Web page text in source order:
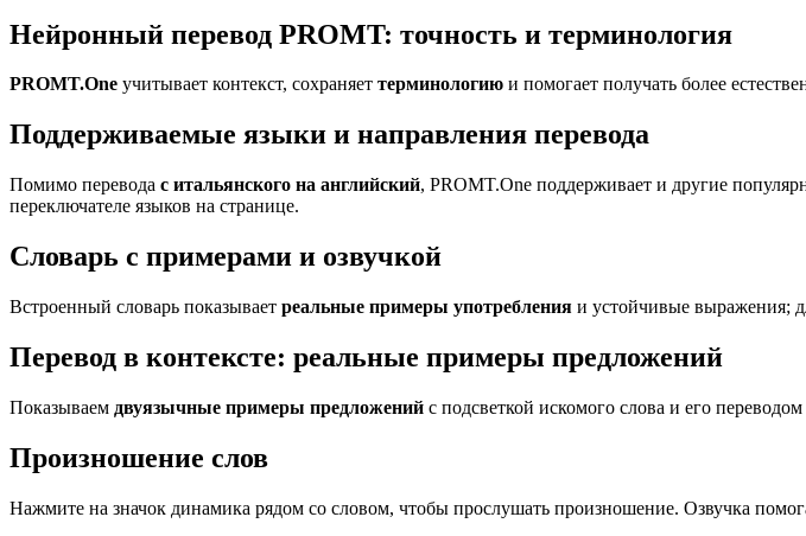
Нейронный перевод PROMT: точность и терминология
PROMT.One учитывает контекст, сохраняет терминологию и помогает получать более
Поддерживаемые языки и направления перевода
Помимо перевода с итальянского на английский, PROMT.One поддерживает и другие
переключателе языков на странице.
Словарь с примерами и озвучкой
Встроенный словарь показывает реальные примеры употребления и устойчивые выражения;
Перевод в контексте: реальные примеры предложений
Показываем двуязычные примеры предложений с подсветкой искомого слова и его
Произношение слов
Нажмите на значок динамика рядом со словом, чтобы прослушать произношение. Озвучка